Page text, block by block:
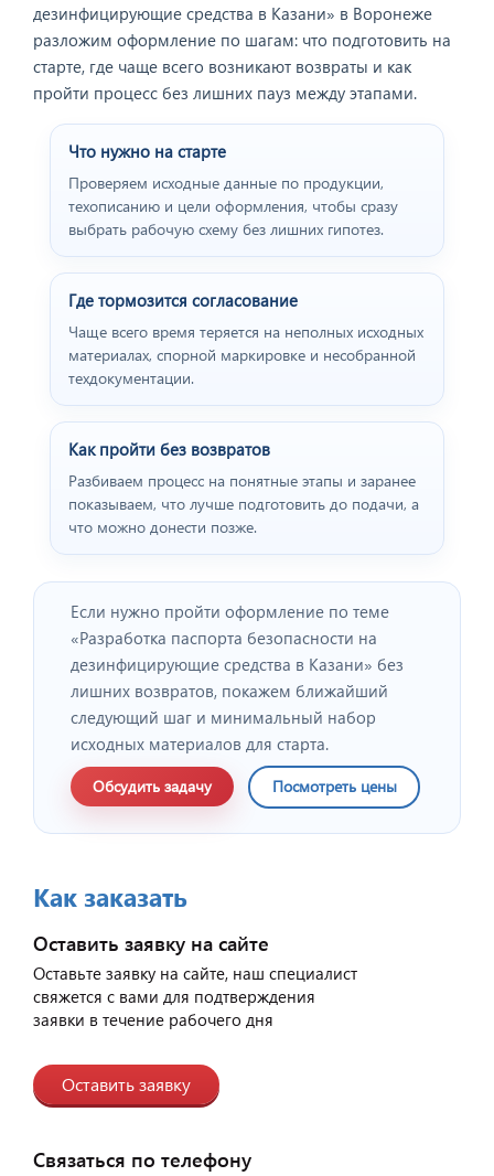
дезинфицирующие средства в Казани» в Воронеже
разложим оформление по шагам: что подготовить на
старте, где чаще всего возникают возвраты и как
пройти процесс без лишних пауз между этапами.
Что нужно на старте
Проверяем исходные данные по продукции,
техописанию и цели оформления, чтобы сразу
выбрать рабочую схему без лишних гипотез.
Где тормозится согласование
Чаще всего время теряется на неполных исходных
материалах, спорной маркировке и несобранной
техдокументации.
Как пройти без возвратов
Разбиваем процесс на понятные этапы и заранее
показываем, что лучше подготовить до подачи, а
что можно донести позже.
Если нужно пройти оформление по теме
«Разработка паспорта безопасности на
дезинфицирующие средства в Казани» без
лишних возвратов, покажем ближайший
следующий шаг и минимальный набор
исходных материалов для старта.
Обсудить задачу Посмотреть цены
Как заказать
Оставить заявку на сайте
Оставьте заявку на сайте, наш специалист
свяжется с вами для подтверждения
заявки в течение рабочего дня
Оставить заявку
Связаться по телефону